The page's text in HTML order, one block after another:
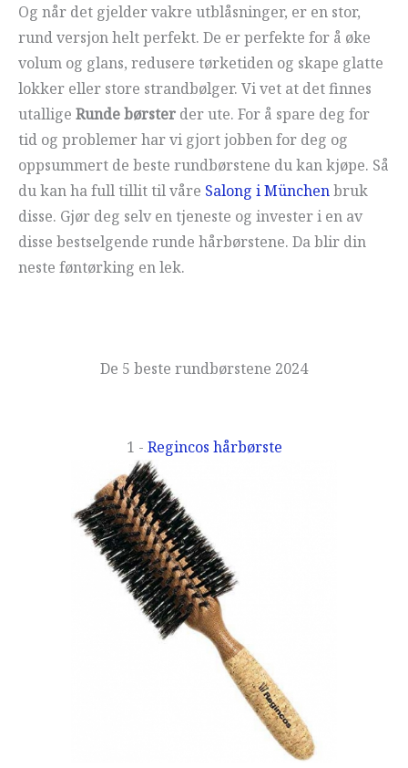
Og når det gjelder vakre utblåsninger, er en stor,
rund versjon helt perfekt. De er perfekte for å øke
volum og glans, redusere tørketiden og skape glatte
lokker eller store strandbølger. Vi vet at det finnes
utallige Runde børster der ute. For å spare deg for
tid og problemer har vi gjort jobben for deg og
oppsummert de beste rundbørstene du kan kjøpe. Så
du kan ha full tillit til våre Salong i Münchenbruk
disse. Gjør deg selv en tjeneste og invester i en av
disse bestselgende runde hårbørstene. Da blir din
neste føntørking en lek.
De 5 beste rundbørstene 2024
1 - Regincos hårbørste